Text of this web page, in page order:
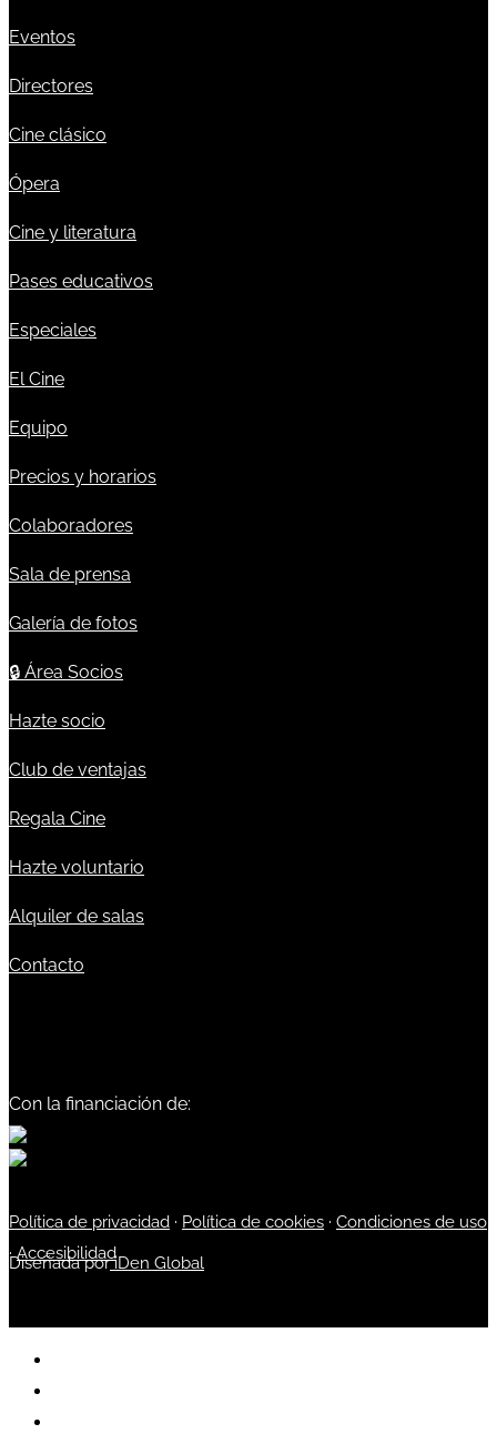
Eventos
Directores
Cine clásico
Ópera
Cine y literatura
Pases educativos
Especiales
El Cine
Equipo
Precios y horarios
Colaboradores
Sala de prensa
Galería de fotos
🔒 Área Socios
Hazte socio
Club de ventajas
Regala Cine
Hazte voluntario
Alquiler de salas
Contacto
Con la financiación de:
Política de privacidad · Política de cookies · Condiciones de uso
·Accesibilidad
Diseñada poriDen Global